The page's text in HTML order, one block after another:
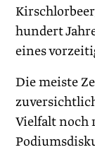
hundert
eines
Die meiste
Vielfalt noch